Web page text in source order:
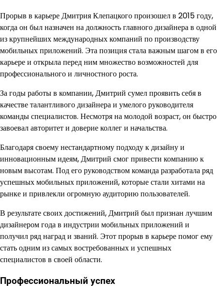
Прорыв в карьере Дмитрия Клепацкого произошел в 2015 году,
когда он был назначен на должность главного дизайнера в одной
из крупнейших международных компаний по производству
мобильных приложений. Эта позиция стала важным шагом в его
карьере и открыла перед ним множество возможностей для
профессионального и личностного роста.
За годы работы в компании, Дмитрий сумел проявить себя в
качестве талантливого дизайнера и умелого руководителя
команды специалистов. Несмотря на молодой возраст, он быстро
завоевал авторитет и доверие коллег и начальства.
Благодаря своему нестандартному подходу к дизайну и
инновационным идеям, Дмитрий смог привести компанию к
новым высотам. Под его руководством команда разработала ряд
успешных мобильных приложений, которые стали хитами на
рынке и привлекли огромную аудиторию пользователей.
В результате своих достижений, Дмитрий был признан лучшим
дизайнером года в индустрии мобильных приложений и
получил ряд наград и званий. Этот прорыв в карьере помог ему
стать одним из самых востребованных и успешных
специалистов в своей области.
Профессиональный успех